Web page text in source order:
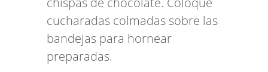
cucharadas colmadas sobre las
bandejas para hornear
preparadas.